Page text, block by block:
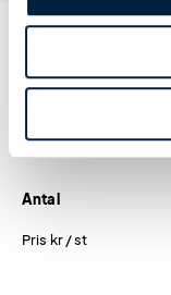
Antal
Pris kr / st